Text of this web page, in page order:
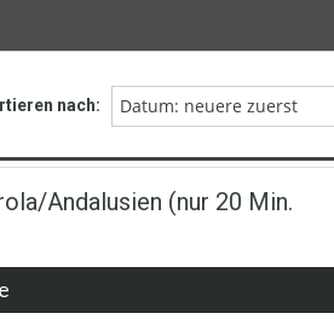
nach: Datum: neuere zuerst
Andalusien (nur 20 Min.